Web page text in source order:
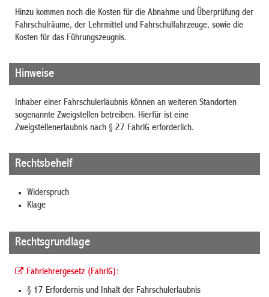
Hinzu kommen noch die Kosten für die Abnahme und Überprüfung der
Fahrschulräume, der Lehrmittel und Fahrschulfahrzeuge, sowie die
Kosten für das Führungszeugnis.
Hinweise
Inhaber einer Fahrschulerlaubnis können an weiteren Standorten
sogenannte Zweigstellen betreiben. Hierfür ist eine
Zweigstellenerlaubnis nach § 27 FahrlG erforderlich.
Rechtsbehelf
Widerspruch
Klage
Rechtsgrundlage
Fahrlehrergesetz (FahrlG):
§ 17 Erfordernis und Inhalt der Fahrschulerlaubnis